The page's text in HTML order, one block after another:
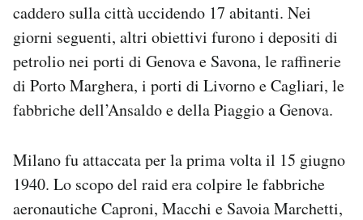
caddero sulla città uccidendo 17 abitanti. Nei
giorni seguenti, altri obiettivi furono i depositi di
petrolio nei porti di Genova e Savona, le raffinerie
di Porto Marghera, i porti di Livorno e Cagliari, le
fabbriche dell’Ansaldo e della Piaggio a Genova.
Milano fu attaccata per la prima volta il 15 giugno
1940. Lo scopo del raid era colpire le fabbriche
aeronautiche Caproni, Macchi e Savoia Marchetti,